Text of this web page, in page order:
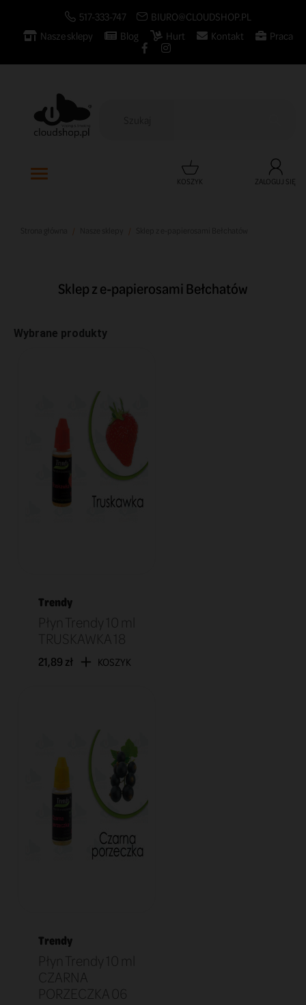
517-333-747
BIURO@CLOUDSHOP.PL
Nasze sklepy
Blog Hurt Kontakt Praca
KOSZYK ZALOGUJ SIĘ
Sklep z e-papierosami Bełchatów
Wybrane produkty
Trendy
Płyn Trendy 10 ml
TRUSKAWKA 18
21,89 zł KOSZYK
Trendy
Płyn Trendy 10 ml
CZARNA
PORZECZKA 06